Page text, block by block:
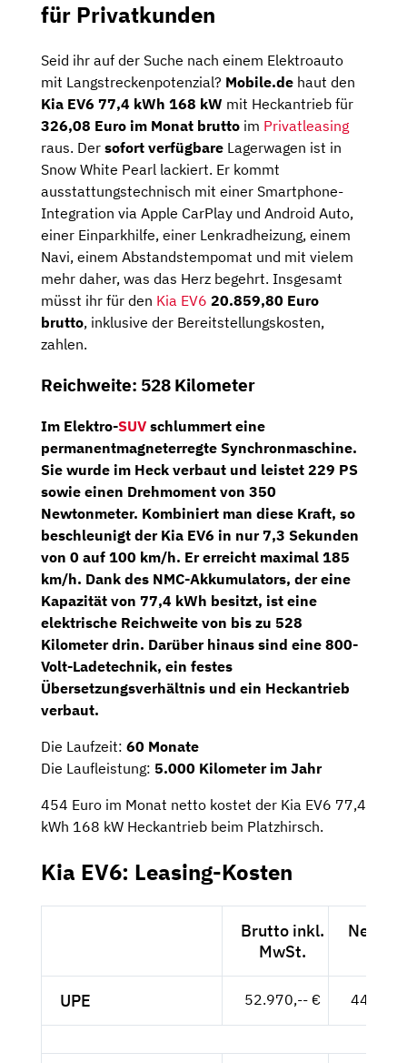
für Privatkunden
Seid ihr auf der Suche nach einem Elektroauto
mit Langstreckenpotenzial? Mobile.de haut den
Kia EV6 77,4 kWh 168 kW mit Heckantrieb für
326,08 Euro im Monat brutto im Privatleasing
raus. Der sofort verfügbare Lagerwagen ist in
Snow White Pearl lackiert. Er kommt
ausstattungstechnisch mit einer Smartphone-
Integration via Apple CarPlay und Android Auto,
einer Einparkhilfe, einer Lenkradheizung, einem
Navi, einem Abstandstempomat und mit vielem
mehr daher, was das Herz begehrt. Insgesamt
müsst ihr für den Kia EV6 20.859,80 Euro
brutto, inklusive der Bereitstellungskosten,
zahlen.
Reichweite: 528 Kilometer
Im Elektro-SUV schlummert eine
permanentmagneterregte Synchronmaschine.
Sie wurde im Heck verbaut und leistet 229 PS
sowie einen Drehmoment von 350
Newtonmeter. Kombiniert man diese Kraft, so
beschleunigt der Kia EV6 in nur 7,3 Sekunden
von 0 auf 100 km/h. Er erreicht maximal 185
km/h. Dank des NMC-Akkumulators, der eine
Kapazität von 77,4 kWh besitzt, ist eine
elektrische Reichweite von bis zu 528
Kilometerdrin. Darüber hinaus sind eine 800-
Volt-Ladetechnik, ein festes
Übersetzungsverhältnis und ein Heckantrieb
verbaut.
Die Laufzeit: 60 Monate
Die Laufleistung: 5.000 Kilometer im Jahr
454 Euro im Monat netto kostet der Kia EV6 77,4
kWh 168 kW Heckantrieb beim Platzhirsch.
Kia EV6: Leasing-Kosten
Brutto inkl.
MwSt.
Netto
UPE 52.970,-- €